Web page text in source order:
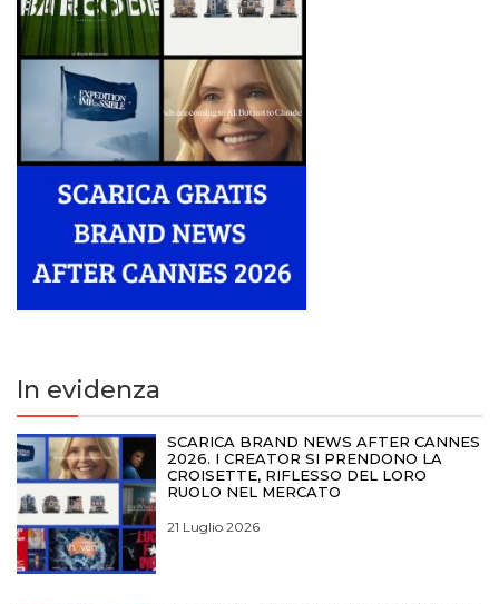
In evidenza
SCARICA BRAND NEWS AFTER CANNES
2026. I CREATOR SI PRENDONO LA
CROISETTE, RIFLESSO DEL LORO
RUOLO NEL MERCATO
21 Luglio 2026